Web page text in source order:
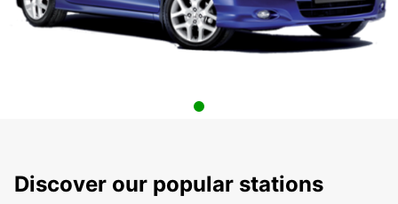
Discover our popular stations